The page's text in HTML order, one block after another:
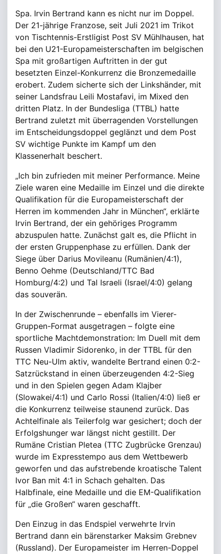
Spa. Irvin Bertrand kann es nicht nur im Doppel.
Der 21-jährige Franzose, seit Juli 2021 im Trikot
von Tischtennis-Erstligist Post SV Mühlhausen, hat
bei den U21-Europameisterschaften im belgischen
Spa mit großartigen Auftritten in der gut
besetzten Einzel-Konkurrenz die Bronzemedaille
erobert. Zudem sicherte sich der Linkshänder, mit
seiner Landsfrau Leili Mostafavi, im Mixed den
dritten Platz. In der Bundesliga (TTBL) hatte
Bertrand zuletzt mit überragenden Vorstellungen
im Entscheidungsdoppel geglänzt und dem Post
SV wichtige Punkte im Kampf um den
Klassenerhalt beschert.
„Ich bin zufrieden mit meiner Performance. Meine
Ziele waren eine Medaille im Einzel und die direkte
Qualifikation für die Europameisterschaft der
Herren im kommenden Jahr in München“, erklärte
Irvin Bertrand, der ein gehöriges Programm
abzuspulen hatte. Zunächst galt es, die Pflicht in
der ersten Gruppenphase zu erfüllen. Dank der
Siege über Darius Movileanu (Rumänien/4:1),
Benno Oehme (Deutschland/TTC Bad
Homburg/4:2) und Tal Israeli (Israel/4:0) gelang
das souverän.
In der Zwischenrunde – ebenfalls im Vierer-
Gruppen-Format ausgetragen – folgte eine
sportliche Machtdemonstration: Im Duell mit dem
Russen Vladimir Sidorenko, in der TTBL für den
TTC Neu-Ulm aktiv, wandelte Bertrand einen 0:2-
Satzrückstand in einen überzeugenden 4:2-Sieg
und in den Spielen gegen Adam Klajber
(Slowakei/4:1) und Carlo Rossi (Italien/4:0) ließ er
die Konkurrenz teilweise staunend zurück. Das
Achtelfinale als Teilerfolg war gesichert; doch der
Erfolgshunger war längst nicht gestillt. Der
Rumäne Cristian Pletea (TTC Zugbrücke Grenzau)
wurde im Expresstempo aus dem Wettbewerb
geworfen und das aufstrebende kroatische Talent
Ivor Ban mit 4:1 in Schach gehalten. Das
Halbfinale, eine Medaille und die EM-Qualifikation
für „die Großen“ waren geschafft.
Den Einzug in das Endspiel verwehrte Irvin
Bertrand dann ein bärenstarker Maksim Grebnev
(Russland). Der Europameister im Herren-Doppel